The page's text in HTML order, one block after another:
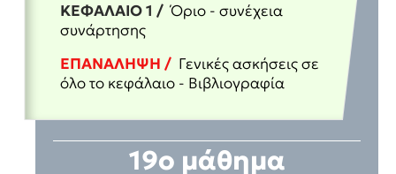
ΚΕΦΑΛΑΙΟ 1 / Όριο - συνέχεια
συνάρτησης
ΕΠΑΝΑΛΗΨΗ / Γενικές ασκήσεις σε
όλο το κεφάλαιο - Βιβλιογραφία
19ο μάθημα